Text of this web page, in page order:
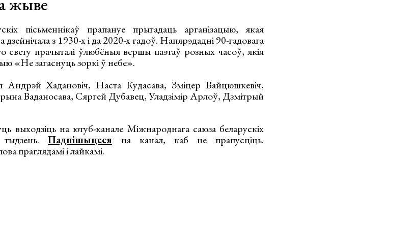
пісьменнікаў прапануе прыгадаць арганізацыю, якая
дзейнічала з 1930-х і да 2020-х гадоў. Напярэдадні 90-гадовага
прачыталі ўлюбёныя вершы паэтаў розных часоў, якія
«Не загаснуць зоркі ў небе».
Хадановіч, Наста Кудасава, Зміцер Вайцюшкевіч,
Ваданосава, Сяргей Дубавец, Уладзімір Арлоў, Дзмітрый
выходзіць на ютуб-канале Міжнароднага саюза беларускіх
Падпішыцеся
на канал, каб не прапусціць.
праглядамі і лайкамі.